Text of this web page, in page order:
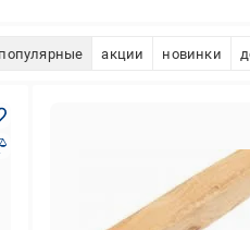
популярные акции новинки